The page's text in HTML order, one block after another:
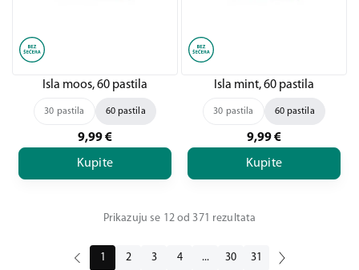
Isla moos, 60 pastila
30 pastila 60 pastila
9,99€
Kupite
Isla mint, 60 pastila
30 pastila 60 pastila
9,99€
Kupite
Prikazuju se 12 od 371 rezultata
1 2 3 4 ... 30 31